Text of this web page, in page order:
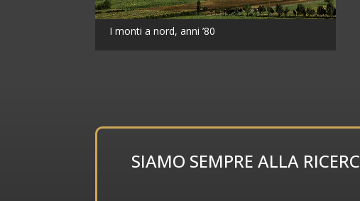
I monti a nord, anni ’80
SIAMO SEMPRE ALLA